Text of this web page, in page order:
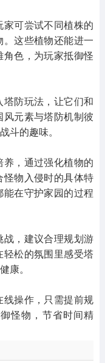
可尝试不同植株的
这些植物还能进一
色，为玩家抵御怪
防玩法，让它们和
元素与塔防机制彼
斗的趣味。
，通过强化植物的
物入侵时的具体特
在守护家园的过程
，建议合理规划游
松的氛围里感受塔
康。
操作，只需提前规
怪物，节省时间精